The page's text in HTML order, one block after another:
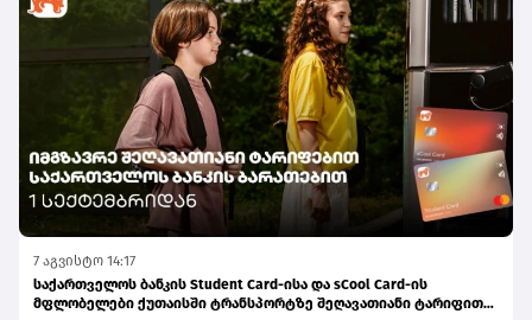
7 აგვისტო 14:17
საქართველოს ბანკის Student Card-ისა და sCool Card-ის
მფლობელები ქუთაისში ტრანსპორტზე შეღავათიანი ტარიფით